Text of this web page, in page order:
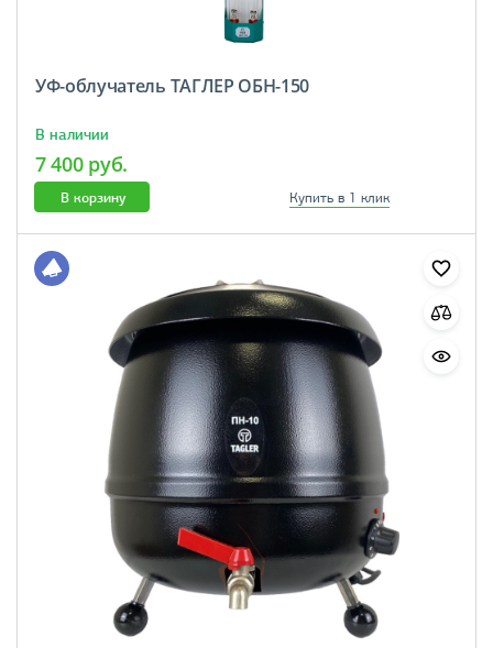
УФ-облучатель ТАГЛЕР ОБН-150
В наличии
7 400 руб.
В корзину Купить в 1 клик